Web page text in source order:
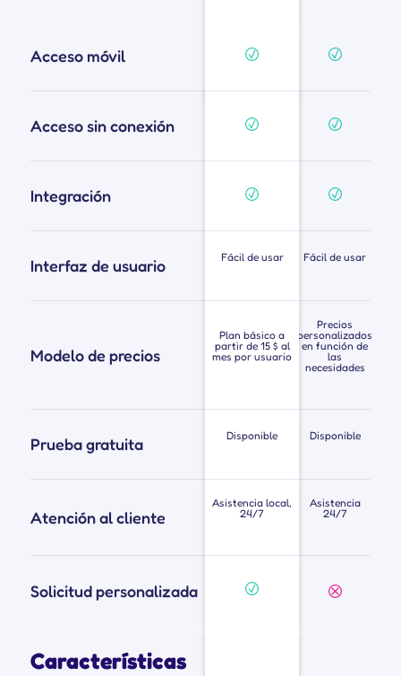
Acceso móvil
Acceso sin conexión
Integración
Interfaz de usuario Fácil de usar Fácil de usar
Modelo de precios
Plan básico a
partir de 15 $ al
mes por usuario
Precios
personalizados
en función de
las
necesidades
Prueba gratuita Disponible Disponible
Atención al cliente
Asistencia local,
24/7
Asistencia
24/7
Solicitud personalizada
Características